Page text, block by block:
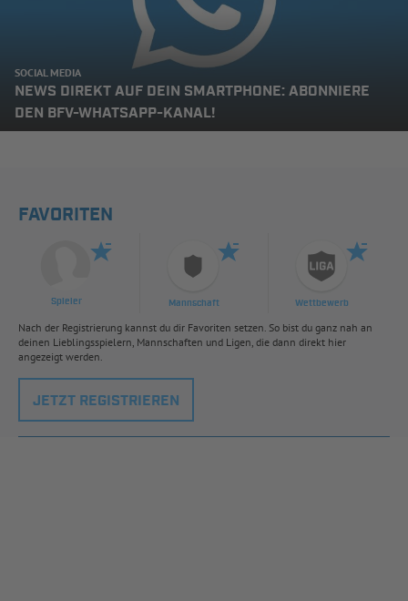
SOCIAL MEDIA
NEWS DIREKT AUF DEIN SMARTPHONE: ABONNIERE
DEN BFV-WHATSAPP-KANAL!
FAVORITEN
Spieler Mannschaft Wettbewerb
Nach der Registrierung kannst du dir Favoriten setzen. So bist du ganz nah an
deinen Lieblingsspielern, Mannschaften und Ligen, die dann direkt hier
angezeigt werden.
JETZT REGISTRIEREN